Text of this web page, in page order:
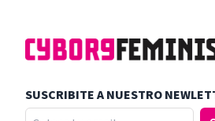
SUSCRIBITE A NUESTRO